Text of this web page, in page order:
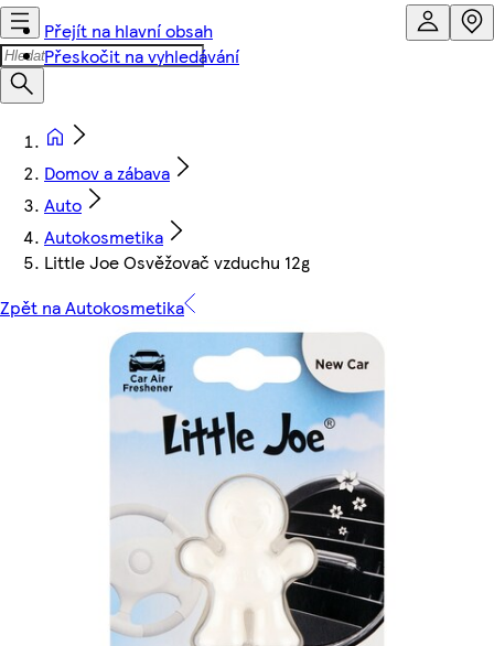
Přejít na hlavní obsah
Přeskočit na vyhledávání
Domov a zábava
Auto
Autokosmetika
Little Joe Osvěžovač vzduchu 12g
Zpět na Autokosmetika